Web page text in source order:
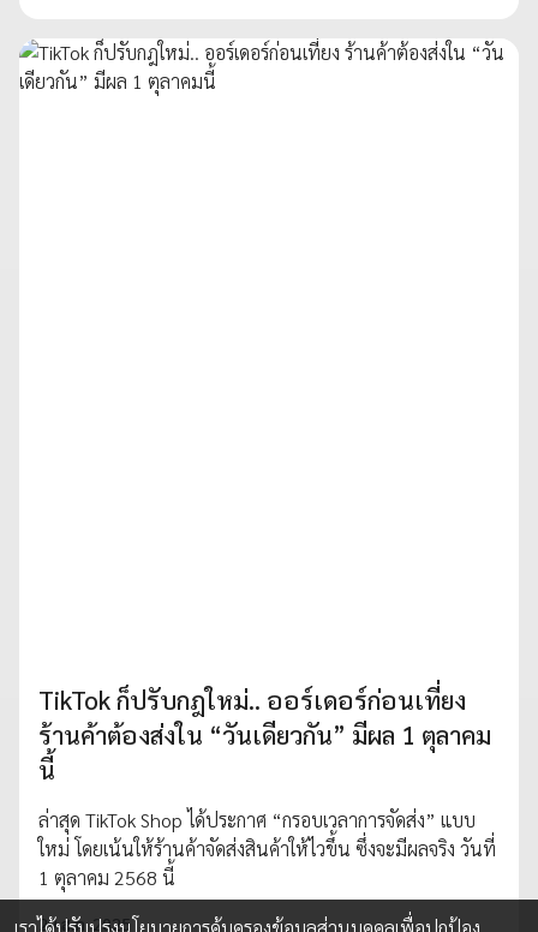
TikTok ก็ปรับกฎใหม่.. ออร์เดอร์ก่อนเที่ยง
ร้านค้าต้องส่งใน “วันเดียวกัน” มีผล 1 ตุลาคม
นี้
ล่าสุด TikTok Shop ได้ประกาศ “กรอบเวลาการจัดส่ง” แบบ
ใหม่ โดยเน้นให้ร้านค้าจัดส่งสินค้าให้ไวขึ้น ซึ่งจะมีผลจริง วันที่
1 ตุลาคม 2568 นี้
29 ส.ค. 2025